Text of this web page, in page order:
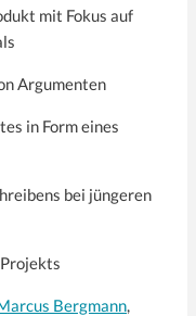
mit Fokus auf
Argumenten
in Form eines
bei jüngeren
Bergmann,